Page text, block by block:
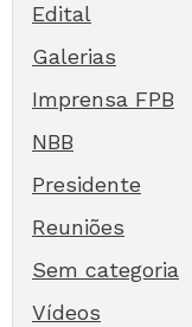
Edital
Galerias
Imprensa FPB
NBB
Presidente
Reuniões
Sem categoria
Vídeos